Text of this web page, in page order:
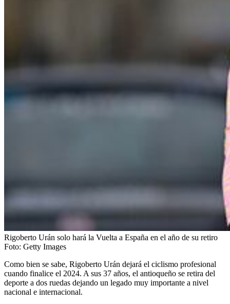
Rigoberto Urán solo hará la Vuelta a España en el año de su retiro
Foto: Getty Images
Como bien se sabe, Rigoberto Urán dejará el ciclismo profesional
cuando finalice el 2024. A sus 37 años, el antioqueño se retira del
deporte a dos ruedas dejando un legado muy importante a nivel
nacional e internacional.